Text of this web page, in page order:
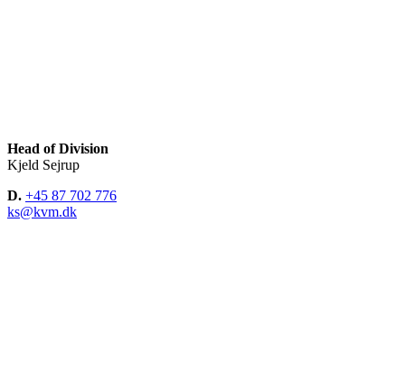
Head of Division
Kjeld Sejrup
D. +45 87 702 776
ks@kvm.dk